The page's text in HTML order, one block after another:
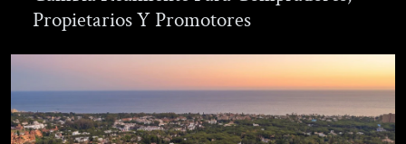
Propietarios Y Promotores